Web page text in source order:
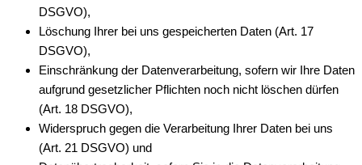
DSGVO),
Löschung Ihrer bei uns gespeicherten Daten (Art. 17
DSGVO),
Einschränkung der Datenverarbeitung, sofern wir Ihre Daten
aufgrund gesetzlicher Pflichten noch nicht löschen dürfen
(Art. 18 DSGVO),
Widerspruch gegen die Verarbeitung Ihrer Daten bei uns
(Art. 21 DSGVO) und